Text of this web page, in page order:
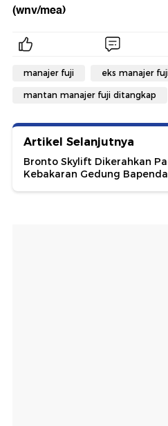
(wnv/mea)
manajer fuji eks manajer fuji
mantan manajer fuji ditangkap
Artikel Selanjutnya
Bronto Skylift Dikerahkan
Kebakaran Gedung